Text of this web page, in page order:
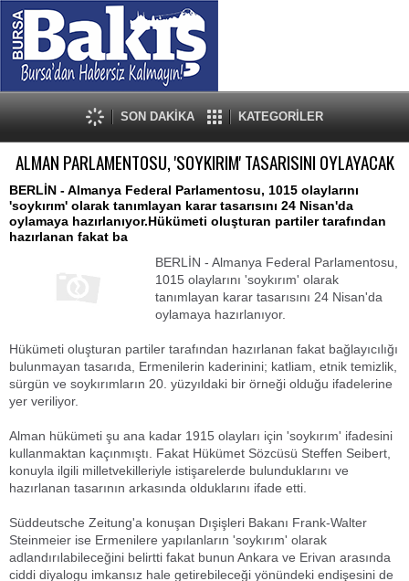
SON DAKİKA KATEGORİLER
ALMAN PARLAMENTOSU, 'SOYKIRIM' TASARISINI OYLAYACAK
BERLİN - Almanya Federal Parlamentosu, 1015 olaylarını
'soykırım' olarak tanımlayan karar tasarısını 24 Nisan'da
oylamaya hazırlanıyor.Hükümeti oluşturan partiler tarafından
hazırlanan fakat ba
BERLİN - Almanya Federal Parlamentosu,
1015 olaylarını 'soykırım' olarak
tanımlayan karar tasarısını 24 Nisan'da
oylamaya hazırlanıyor.
Hükümeti oluşturan partiler tarafından hazırlanan fakat bağlayıcılığı
bulunmayan tasarıda, Ermenilerin kaderinini; katliam, etnik temizlik,
sürgün ve soykırımların 20. yüzyıldaki bir örneği olduğu ifadelerine
yer veriliyor.
Alman hükümeti şu ana kadar 1915 olayları için 'soykırım' ifadesini
kullanmaktan kaçınmıştı. Fakat Hükümet Sözcüsü Steffen Seibert,
konuyla ilgili milletvekilleriyle istişarelerde bulunduklarını ve
hazırlanan tasarının arkasında olduklarını ifade etti.
Süddeutsche Zeitung'a konuşan Dışişleri Bakanı Frank-Walter
Steinmeier ise Ermenilere yapılanların 'soykırım' olarak
adlandırılabileceğini belirtti fakat bunun Ankara ve Erivan arasında
ciddi diyalogu imkansız hale getirebileceği yönündeki endişesini de